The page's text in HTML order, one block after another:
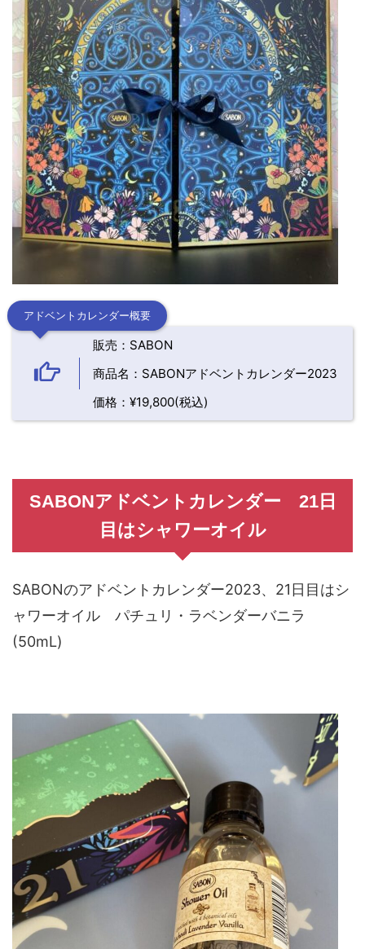
アドベントカレンダー概要
販売：SABON
商品名：SABONアドベントカレンダー2023
価格：¥19,800(税込)
SABONアドベントカレンダー 21日
目はシャワーオイル
SABONのアドベントカレンダー2023、21日目はシ
ャワーオイル パチュリ・ラベンダーバニラ
(50mL)